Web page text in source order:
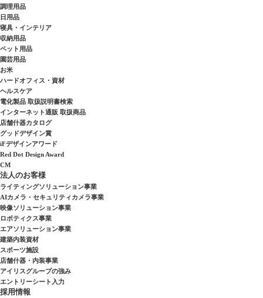
調理用品
日用品
寝具・インテリア
収納用品
ペット用品
園芸用品
お米
ハードオフィス・資材
ヘルスケア
電化製品 取扱説明書検索
インターネット通販 取扱商品
店舗什器カタログ
グッドデザイン賞
iFデザインアワード
Red Dot Design Award
CM
法人のお客様
ライティングソリューション事業
AIカメラ・セキュリティカメラ事業
映像ソリューション事業
ロボティクス事業
エアソリューション事業
建築内装資材
スポーツ施設
店舗什器・内装事業
アイリスグループの強み
エントリーシート入力
採用情報